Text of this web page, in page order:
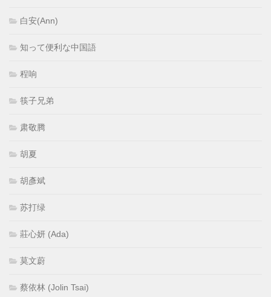
白安(Ann)
知って便利な中国語
程响
筷子兄弟
肃敬腾
胡夏
胡彥斌
苏打绿
莊心妍 (Ada)
莫文蔚
蔡依林 (Jolin Tsai)